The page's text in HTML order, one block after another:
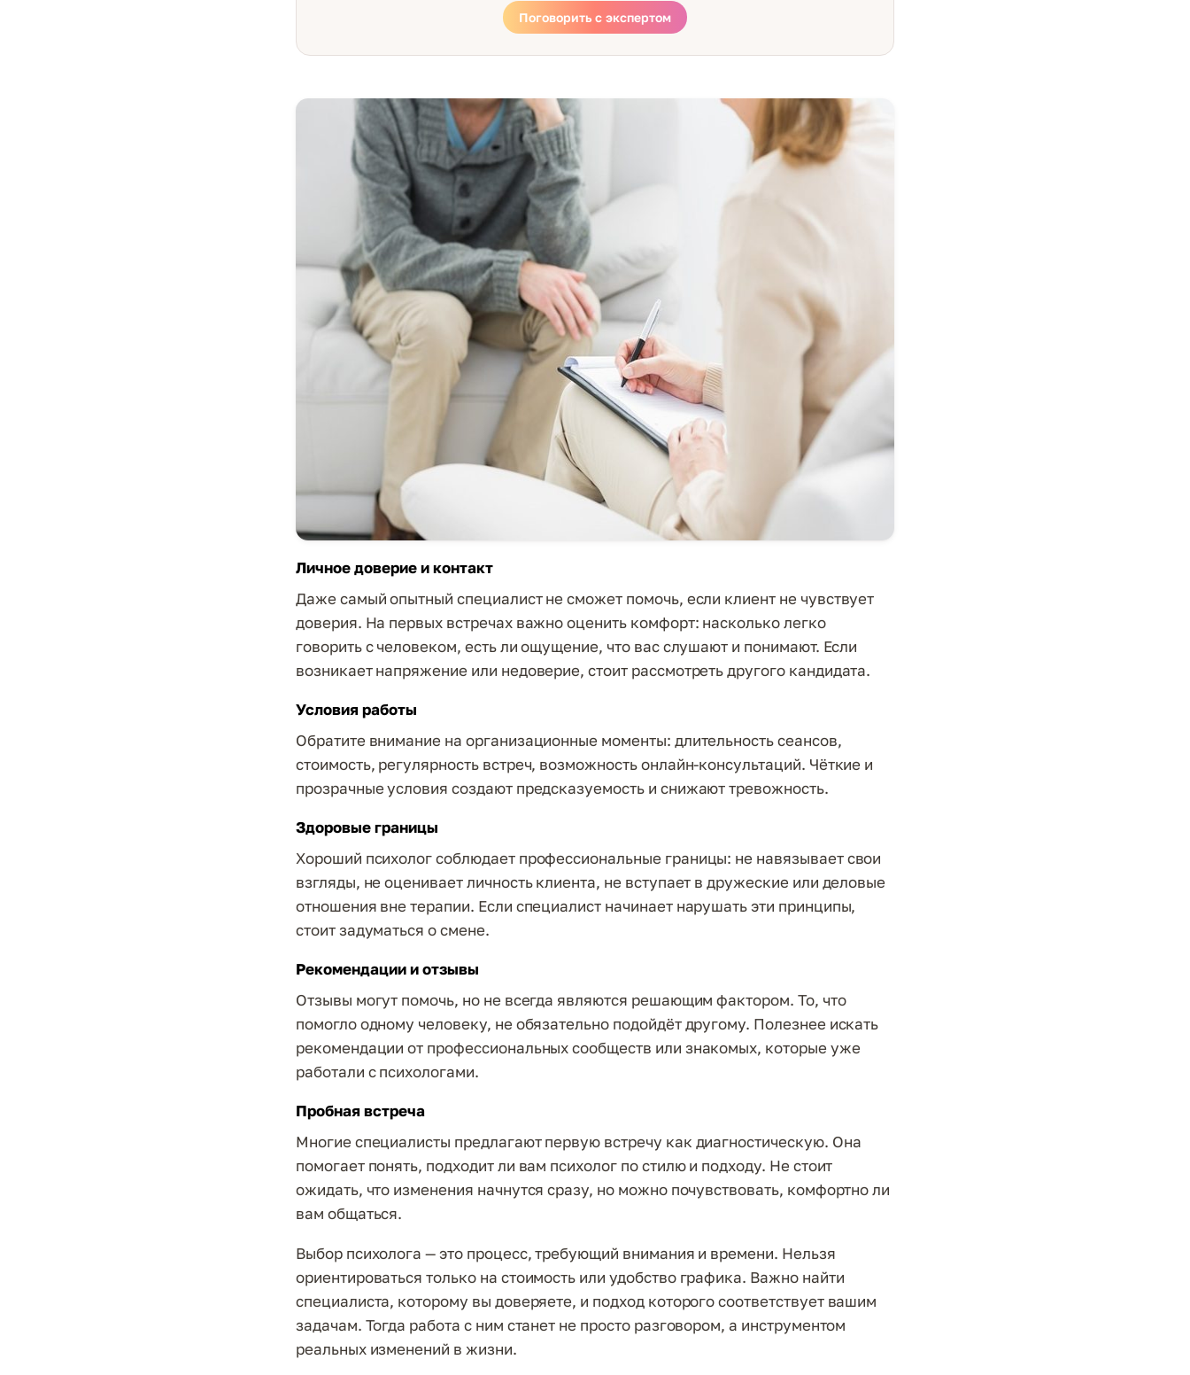
Поговорить с экспертом
Личное доверие и контакт
Даже самый опытный специалист не сможет помочь, если клиент не чувствует
доверия. На первых встречах важно оценить комфорт: насколько легко
говорить с человеком, есть ли ощущение, что вас слушают и понимают. Если
возникает напряжение или недоверие, стоит рассмотреть другого кандидата.
Условия работы
Обратите внимание на организационные моменты: длительность сеансов,
стоимость, регулярность встреч, возможность онлайн-консультаций. Чёткие и
прозрачные условия создают предсказуемость и снижают тревожность.
Здоровые границы
Хороший психолог соблюдает профессиональные границы: не навязывает свои
взгляды, не оценивает личность клиента, не вступает в дружеские или деловые
отношения вне терапии. Если специалист начинает нарушать эти принципы,
стоит задуматься о смене.
Рекомендации и отзывы
Отзывы могут помочь, но не всегда являются решающим фактором. То, что
помогло одному человеку, не обязательно подойдёт другому. Полезнее искать
рекомендации от профессиональных сообществ или знакомых, которые уже
работали с психологами.
Пробная встреча
Многие специалисты предлагают первую встречу как диагностическую. Она
помогает понять, подходит ли вам психолог по стилю и подходу. Не стоит
ожидать, что изменения начнутся сразу, но можно почувствовать, комфортно ли
вам общаться.
Выбор психолога — это процесс, требующий внимания и времени. Нельзя
ориентироваться только на стоимость или удобство графика. Важно найти
специалиста, которому вы доверяете, и подход которого соответствует вашим
задачам. Тогда работа с ним станет не просто разговором, а инструментом
реальных изменений в жизни.